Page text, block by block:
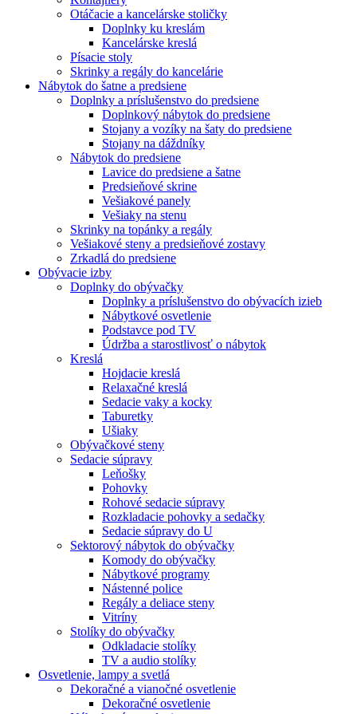
Otáčacie a kancelárske stoličky
Doplnky ku kreslám
Kancelárske kreslá
Písacie stoly
Skrinky a regály do kancelárie
Nábytok do šatne a predsiene
Doplnky a príslušenstvo do predsiene
Doplnkový nábytok do predsiene
Stojany a vozíky na šaty do predsiene
Stojany na dáždníky
Nábytok do predsiene
Lavice do predsiene a šatne
Predsieňové skrine
Vešiakové panely
Vešiaky na stenu
Skrinky na topánky a regály
Vešiakové steny a predsieňové zostavy
Zrkadlá do predsiene
Obývacie izby
Doplnky do obývačky
Doplnky a príslušenstvo do obývacích izieb
Nábytkové osvetlenie
Podstavce pod TV
Údržba a starostlivosť o nábytok
Kreslá
Hojdacie kreslá
Relaxačné kreslá
Sedacie vaky a kocky
Taburetky
Ušiaky
Obývačkové steny
Sedacie súpravy
Leňošky
Pohovky
Rohové sedacie súpravy
Rozkladacie pohovky a sedačky
Sedacie súpravy do U
Sektorový nábytok do obývačky
Komody do obývačky
Nábytkové programy
Nástenné police
Regály a deliace steny
Vitríny
Stolíky do obývačky
Odkladacie stolíky
TV a audio stolíky
Osvetlenie, lampy a svetlá
Dekoračné a vianočné osvetlenie
Dekoračné osvetlenie